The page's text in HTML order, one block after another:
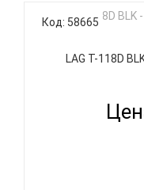
Код: 58665
LAG T-118D